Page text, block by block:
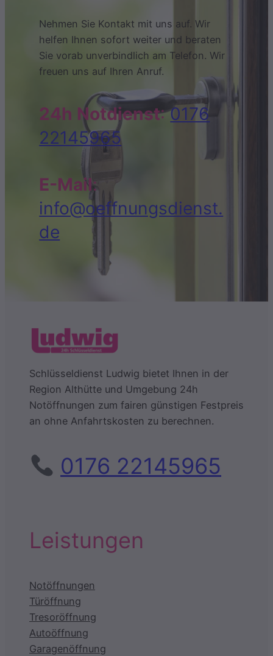
Nehmen Sie Kontakt mit uns auf. Wir
helfen Ihnen sofort weiter und beraten
Sie vorab unverbindlich am Telefon. Wir
freuen uns auf Ihren Anruf.
24h Notdienst:0176
22145965
E-Mail:
info@oeffnungsdienst.
de
Schlüsseldienst Ludwig bietet Ihnen in der
Region Althütte und Umgebung 24h
Notöffnungen zum fairen günstigen Festpreis
an ohne Anfahrtskosten zu berechnen.
0176 22145965
Leistungen
Notöffnungen
Türöffnung
Tresoröffnung
Autoöffnung
Garagenöffnung